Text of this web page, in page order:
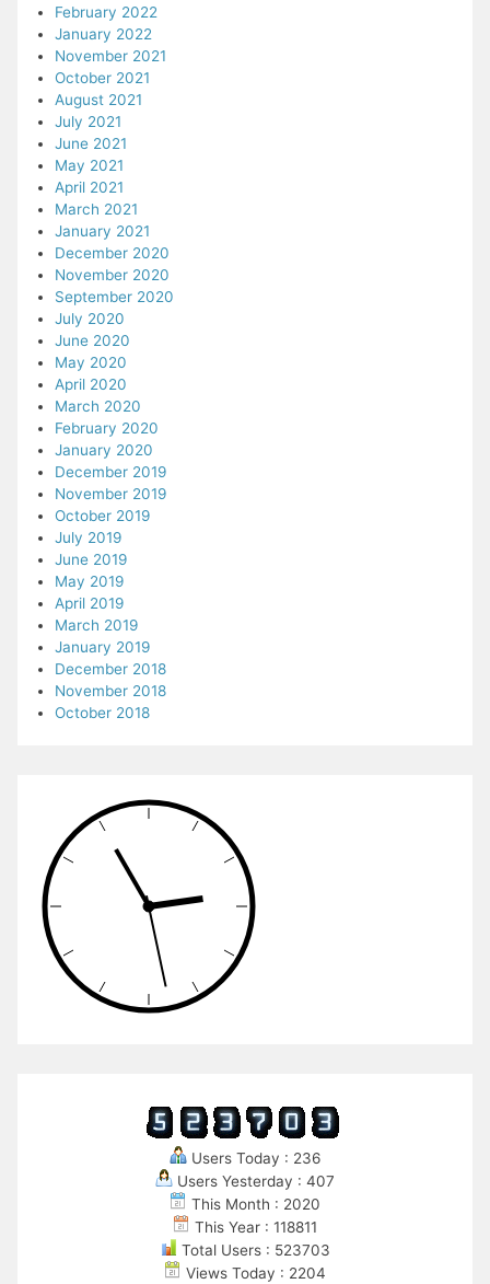
February 2022
January 2022
November 2021
October 2021
August 2021
July 2021
June 2021
May 2021
April 2021
March 2021
January 2021
December 2020
November 2020
September 2020
July 2020
June 2020
May 2020
April 2020
March 2020
February 2020
January 2020
December 2019
November 2019
October 2019
July 2019
June 2019
May 2019
April 2019
March 2019
January 2019
December 2018
November 2018
October 2018
Users Today : 236
Users Yesterday : 407
This Month : 2020
This Year : 118811
Total Users : 523703
Views Today : 2204